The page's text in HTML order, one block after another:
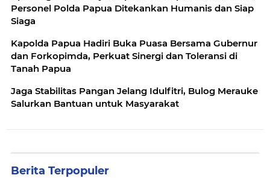
Personel Polda Papua Ditekankan Humanis dan Siap
Siaga
Kapolda Papua Hadiri Buka Puasa Bersama Gubernur
dan Forkopimda, Perkuat Sinergi dan Toleransi di
Tanah Papua
Jaga Stabilitas Pangan Jelang Idulfitri, Bulog Merauke
Salurkan Bantuan untuk Masyarakat
Berita Terpopuler